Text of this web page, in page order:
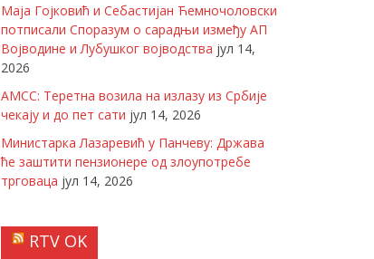
Маја Гојковић и Себастијан Ћемночоловски
потписали Споразум о сарадњи између АП
Војводине и Лубушког војводства јул 14,
2026
АМСС: Теретна возила на излазу из Србије
чекају и до пет сати јул 14, 2026
Министарка Лазаревић у Панчеву: Држава
ће заштити пензионере од злоупотребе
трговаца јул 14, 2026
RTV OK